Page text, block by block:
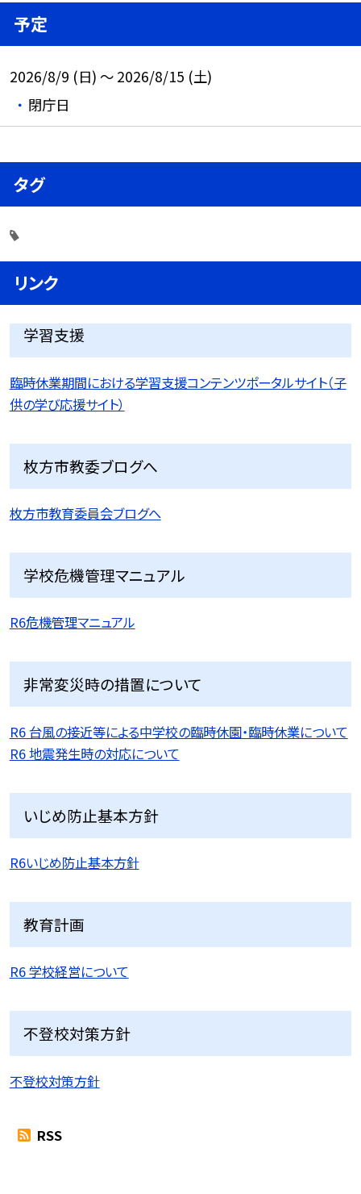
予定
2026/8/9 (日) ～ 2026/8/15 (土)
閉庁日
タグ
リンク
学習支援
臨時休業期間における学習支援コンテンツポータルサイト（子
供の学び応援サイト）
枚方市教委ブログへ
枚方市教育委員会ブログへ
学校危機管理マニュアル
R6危機管理マニュアル
非常変災時の措置について
R6 台風の接近等による中学校の臨時休園・臨時休業について
R6 地震発生時の対応について
いじめ防止基本方針
R6いじめ防止基本方針
教育計画
R6 学校経営について
不登校対策方針
不登校対策方針
RSS